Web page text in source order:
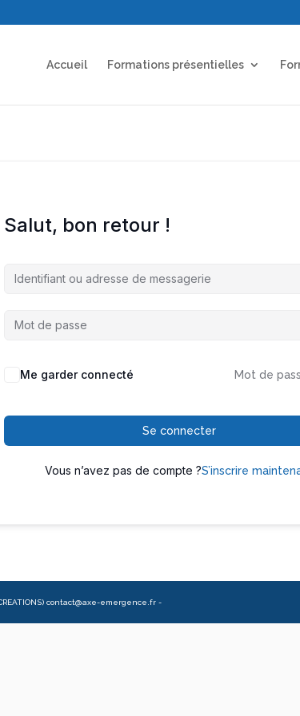
Accueil Formations présentielles
Salut, bon retour !
Me garder connecté Mot de
Se connecter
Vous n’avez pas de compte ?S’inscrire
contact@axe-emergence.fr -